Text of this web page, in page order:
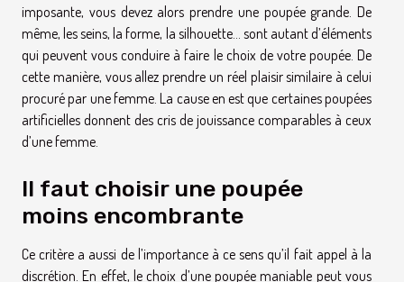
imposante, vous devez alors prendre une poupée grande. De
même, les seins, la forme, la silhouette… sont autant d’éléments
qui peuvent vous conduire à faire le choix de votre poupée. De
cette manière, vous allez prendre un réel plaisir similaire à celui
procuré par une femme. La cause en est que certaines poupées
artificielles donnent des cris de jouissance comparables à ceux
d’une femme.
Il faut choisir une poupée
moins encombrante
Ce critère a aussi de l’importance à ce sens qu’il fait appel à la
discrétion. En effet, le choix d’une poupée maniable peut vous